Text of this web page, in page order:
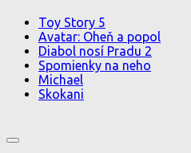
Toy Story 5
Avatar: Oheň a popol
Diabol nosí Pradu 2
Spomienky na neho
Michael
Skokani